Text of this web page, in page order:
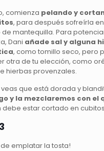
comienza pelando y
, para después sofreírla
mantequilla. Para
Dani añade sal y alguna
, como tomillo seco, pero
otra de tu elección, como
hierbas provenzales.
veas que está dorada y
y la mezclaremos con el
debe estar cortado en
de emplatar la tosta!